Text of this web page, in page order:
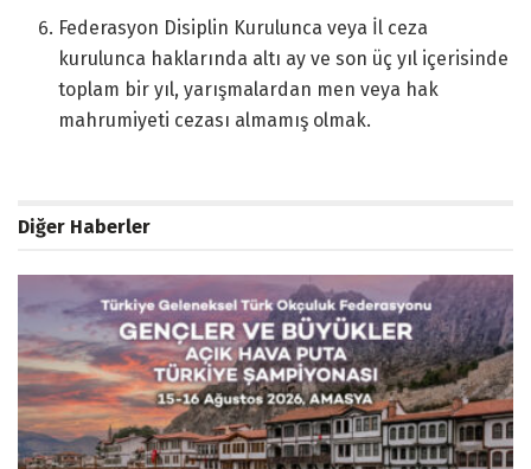
Federasyon Disiplin Kurulunca veya İl ceza
kurulunca haklarında altı ay ve son üç yıl içerisinde
toplam bir yıl, yarışmalardan men veya hak
mahrumiyeti cezası almamış olmak.
Diğer Haberler